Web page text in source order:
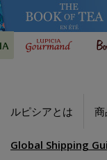
ルピシアとは
Global Shipping